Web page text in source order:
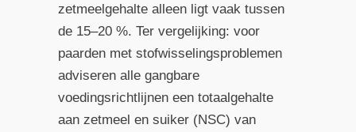
zetmeelgehalte alleen ligt vaak tussen
de 15–20 %. Ter vergelijking: voor
paarden met stofwisselingsproblemen
adviseren alle gangbare
voedingsrichtlijnen een totaalgehalte
aan zetmeel en suiker (NSC) van